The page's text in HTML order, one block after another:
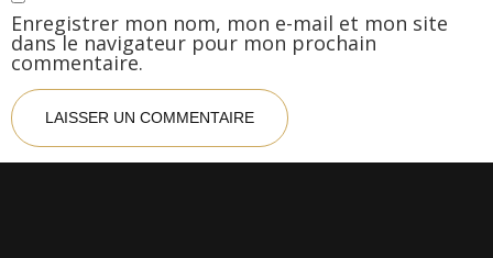
Enregistrer mon nom, mon e-mail et mon site
dans le navigateur pour mon prochain
commentaire.